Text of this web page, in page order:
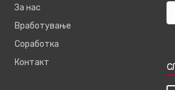
За нас
Вработување
Соработка
Контакт